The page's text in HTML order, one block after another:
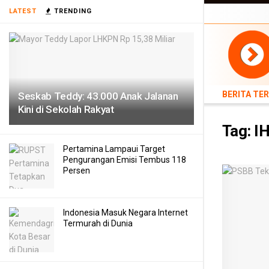
LATEST TRENDING
Seskab Teddy: 43.000 Anak Jalanan
Kini di Sekolah Rakyat
Pertamina Lampaui Target
Pengurangan Emisi Tembus 118
Persen
Indonesia Masuk Negara Internet
Termurah di Dunia
BERITA
TEKNOLOGI
BERITA
Tag: